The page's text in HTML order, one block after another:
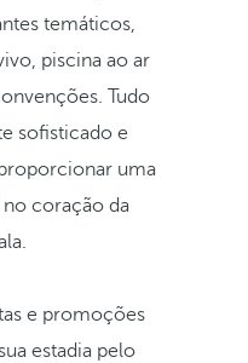
temáticos,
piscina ao ar
Tudo
sofisticado e
uma
coração da
e promoções
estadia pelo